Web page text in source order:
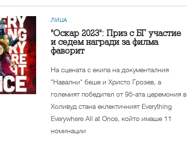
ЛИЦА
"Оскар 2023": Приз с БГ участие
и седем награди за филма
фаворит
На сцената с екипа на документалния
"Навални" беше и Христо Грозев, а
големият победител от 95-ата церемония в
Холивуд стана еклектичният Everything
Everywhere All at Once, който имаше 11
номинации